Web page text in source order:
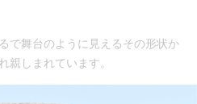
で舞台のように見えるその形状か
親しまれています。